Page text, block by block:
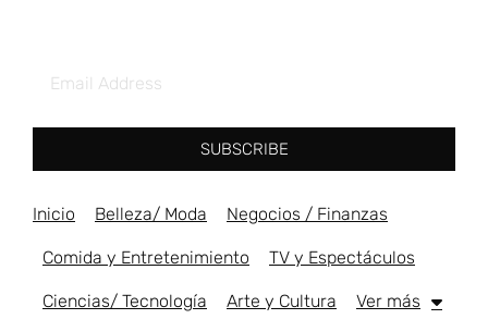
SUBSCRIBE
Inicio Belleza/ Moda Negocios / Finanzas
Comida y Entretenimiento TV y Espectáculos
Ciencias/ Tecnología Arte y Cultura Ver más